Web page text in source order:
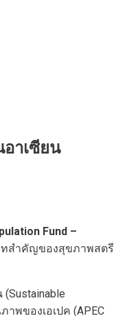
าเซียน
Fund –
ทสำคัญของสุขภาพสตรี
พของเอเปค (APEC